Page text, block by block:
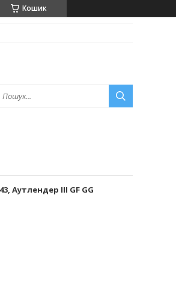
Кошик
Аутлендер III GF GG